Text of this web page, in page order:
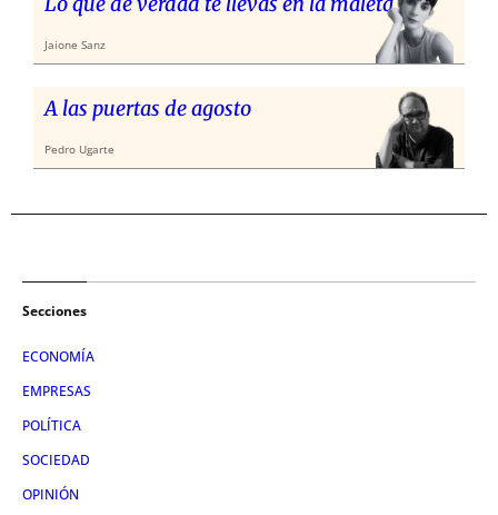
Jaione Sanz
A las puertas de agosto
Pedro Ugarte
Secciones
ECONOMÍA
EMPRESAS
POLÍTICA
SOCIEDAD
OPINIÓN